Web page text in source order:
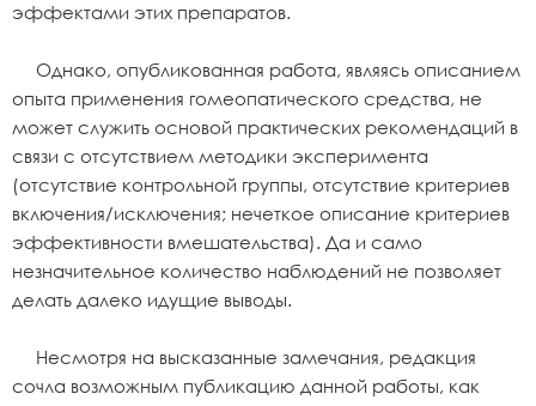
эффектами этих препаратов.
Однако, опубликованная работа, являясь описанием
опыта применения гомеопатического средства, не
может служить основой практических рекомендаций в
связи с отсутствием методики эксперимента
(отсутствие контрольной группы, отсутствие критериев
включения/исключения; нечеткое описание критериев
эффективности вмешательства). Да и само
незначительное количество наблюдений не позволяет
делать далеко идущие выводы.
Несмотря на высказанные замечания, редакция
сочла возможным публикацию данной работы, как